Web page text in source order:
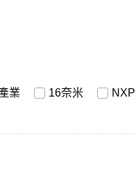
業 16奈米 NXP